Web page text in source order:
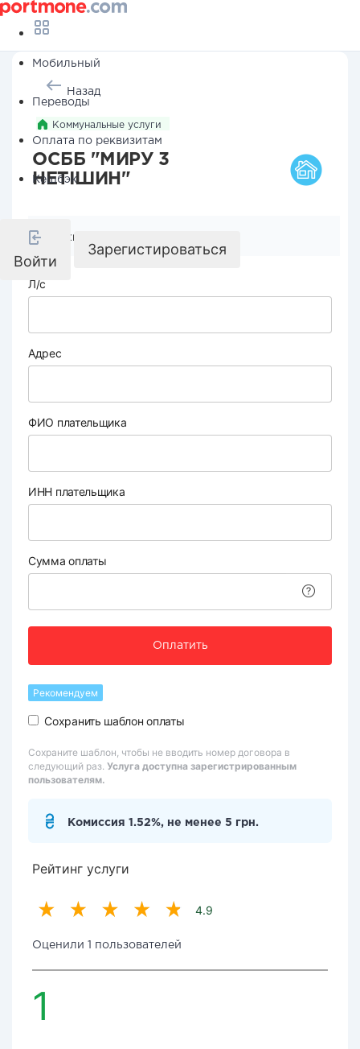
Мобильный
Переводы
Оплата по реквизитам
Кешбэк
Войти
Зарегистироваться
Назад
Коммунальные услуги
ОСББ "МИРУ 3
НЕТІШИН"
Реквизиты компании
Л/с
Адрес
ФИО плательщика
ИНН плательщика
Сумма оплаты
Оплатить
Рекомендуем
Сохранить шаблон оплаты
Сохраните шаблон, чтобы не вводить номер договора в
следующий раз. Услуга доступна зарегистрированным
пользователям.
Комиссия 1.52%, не менее 5 грн.
Рейтинг услуги
4.9
Оценили 1 пользователей
1